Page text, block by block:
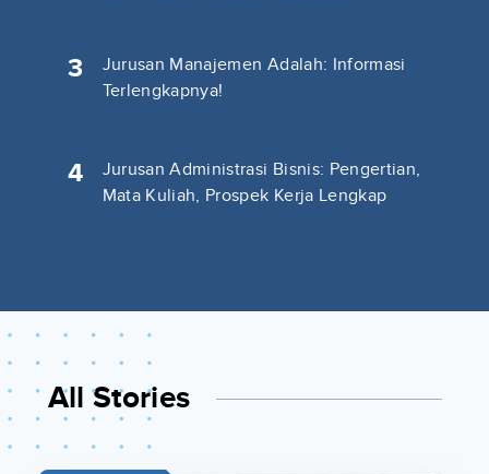
3
Jurusan Manajemen Adalah: Informasi
Terlengkapnya!
4
Jurusan Administrasi Bisnis: Pengertian,
Mata Kuliah, Prospek Kerja Lengkap
All Stories